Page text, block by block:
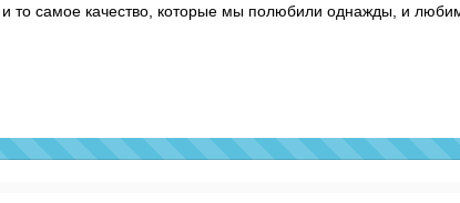
то самое качество, которые мы полюбили однажды, и
100%
Complete